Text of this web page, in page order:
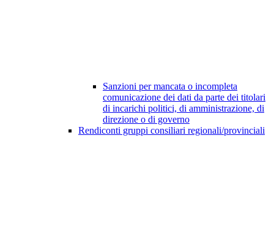
Sanzioni per mancata o incompleta
comunicazione dei dati da parte dei titolari
di incarichi politici, di amministrazione, di
direzione o di governo
Rendiconti gruppi consiliari regionali/provinciali